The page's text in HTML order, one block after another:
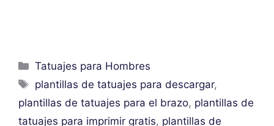
Categorías
Tatuajes para Hombres
Etiquetas
plantillas de tatuajes para descargar,
plantillas de tatuajes para el brazo, plantillas de
tatuajes para imprimir gratis, plantillas de